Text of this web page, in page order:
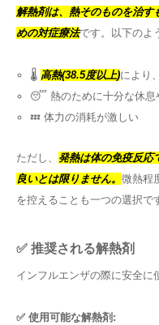
解熱剤は、熱そのものを治す
めの対症療法です。以下のよ
🌡️ 高熱(38.5度以上)により
😴 熱のために十分な休息
💤 体力の消耗が激しい
ただし、 発熱は体の免疫反応
良いとは限りません。 微熱程
を控えることも一つの選択で
✅ 推奨される解熱剤
インフルエンザの際に安全に
✅ 使用可能な解熱剤: